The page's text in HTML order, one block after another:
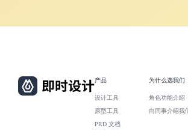
产品
设计工具
原型工具
PRD 文档
为什么选我们
角色功能介绍
向同事介绍我